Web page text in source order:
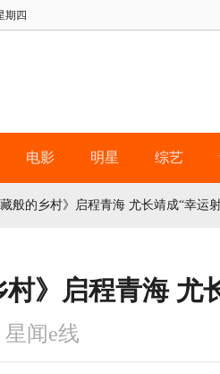
期四
电影 明星 综艺
藏般的乡村》启程青海 尤长靖成“幸运
村》启程青海 尤
闻e线